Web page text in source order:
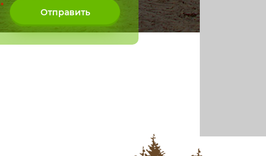
*
Отправить